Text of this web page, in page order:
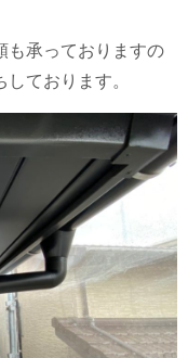
も承っておりますの
ております。